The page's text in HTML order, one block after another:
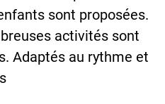
sont proposées.
activités sont
Adaptés au rythme et